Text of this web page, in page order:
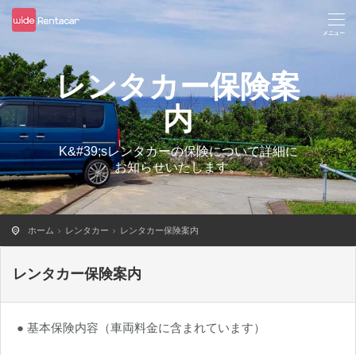
レンタカー保険案
内
K&#39;sレンタカーの保険について詳細に
お知らせいたします。
ホーム レンタカー レンタカー保険案内
レンタカー保険案内
● 基本保険内容（車両料金に含まれています）